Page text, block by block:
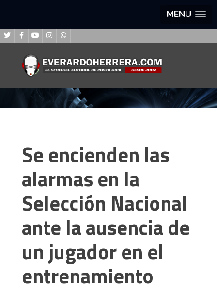
MENU
Se encienden las
alarmas en la
Selección Nacional
ante la ausencia de
un jugador en el
entrenamiento